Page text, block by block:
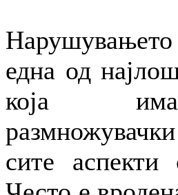
една од
која
сите аспекти